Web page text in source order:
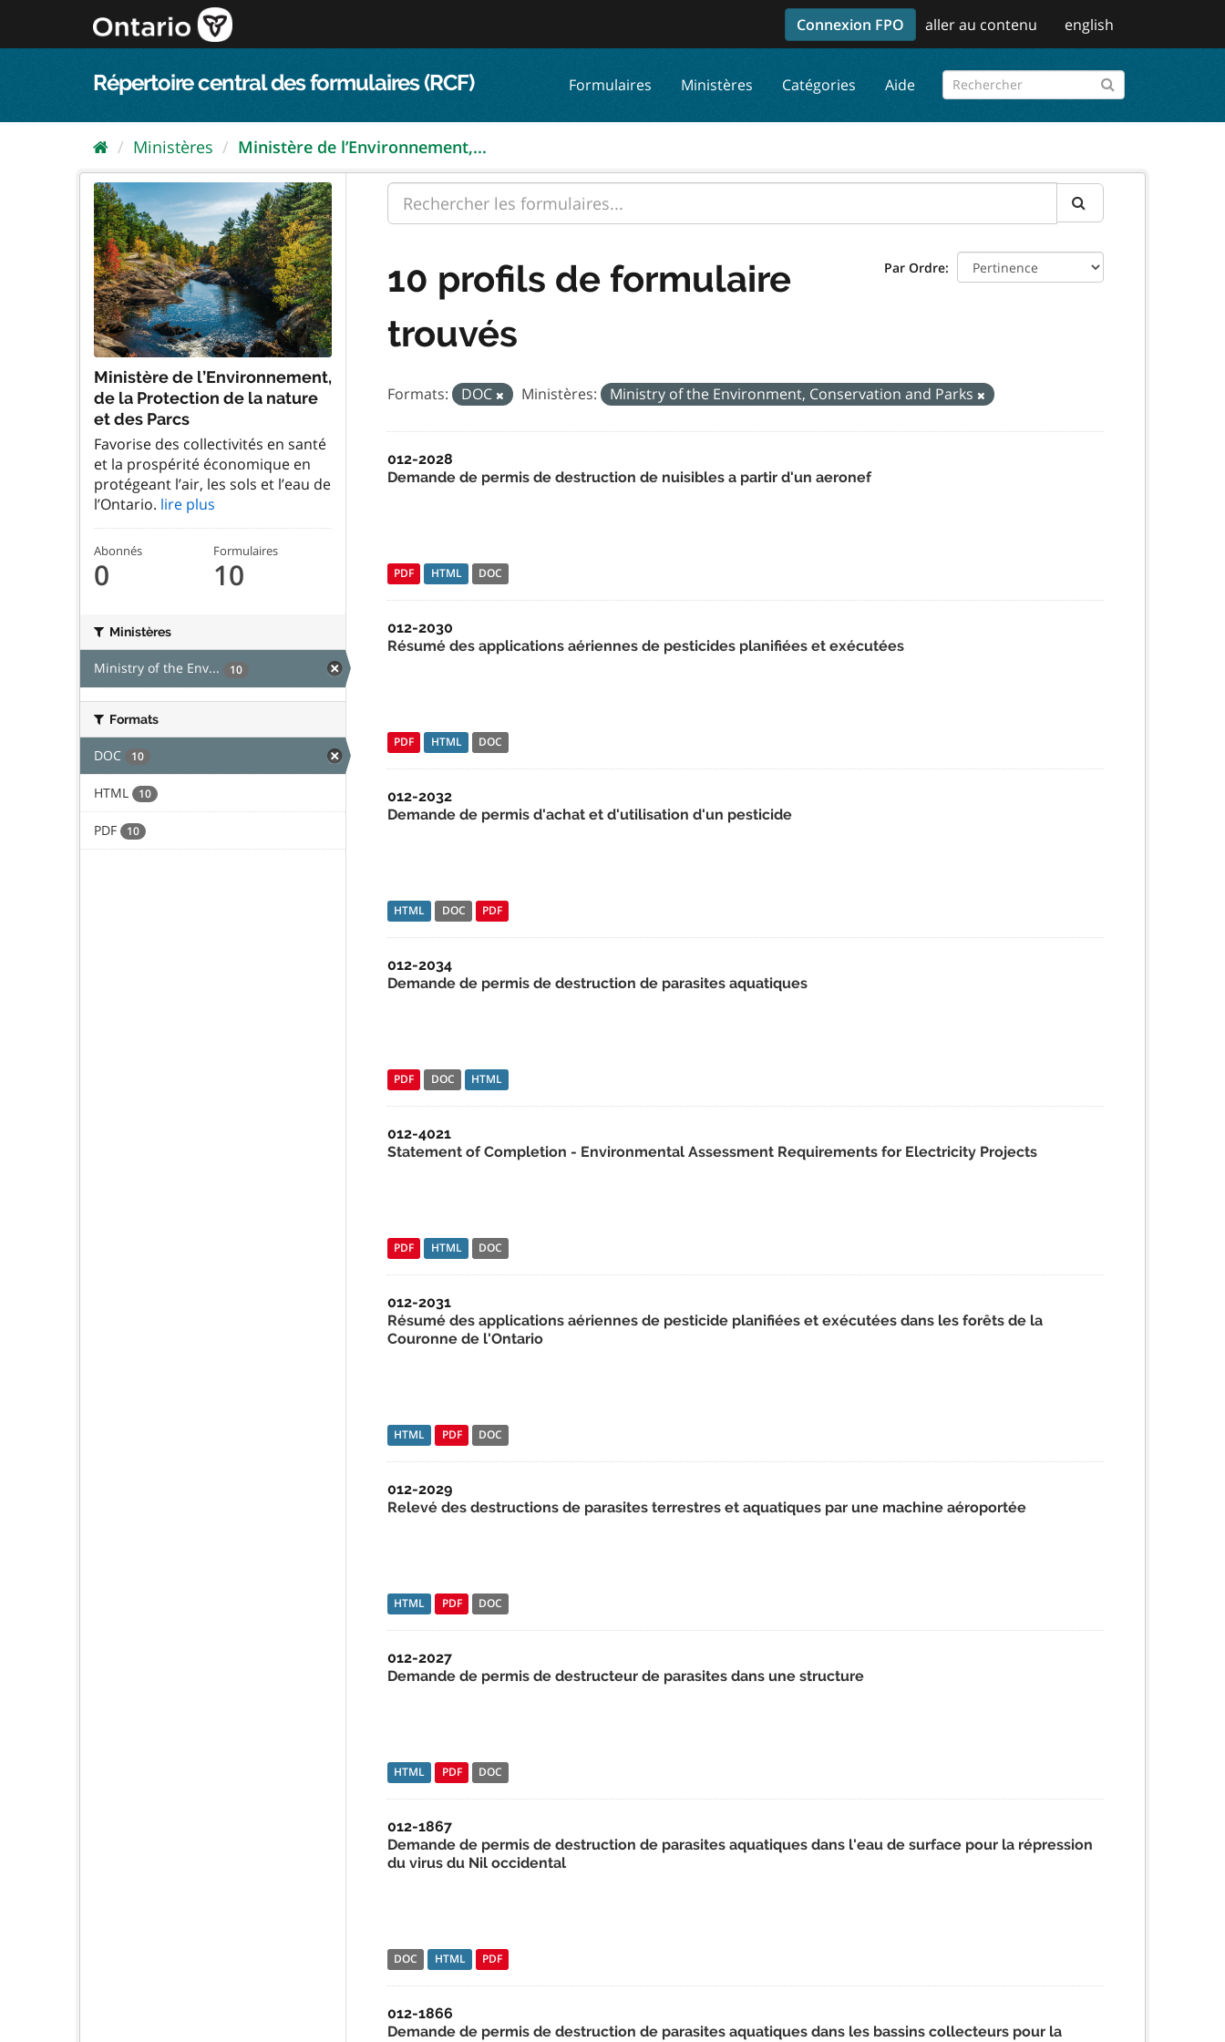
au
Connexion FPO aller au contenu english
Répertoire central des formulaires (RCF) Formulaires Ministères Catégories Aide
Ministères Ministère de l’Environnement,...
Ministère de l’Environnement,
de la Protection de la nature
et des Parcs
Favorise des collectivités en santé
et la prospérité économique en
protégeant l’air, les sols et l’eau de
l’Ontario. lire plus
Abonnés
0
Formulaires
10
Ministères
Ministry of the Env... 10
Formats
DOC 10
HTML 10
PDF 10
Par Ordre
10 profils de formulaire
trouvés
Formats: DOC Ministères: Ministry of the Environment, Conservation and Parks
012-2028
Demande de permis de destruction de nuisibles a partir d'un aeronef
PDF HTML DOC
012-2030
Résumé des applications aériennes de pesticides planifiées et exécutées
PDF HTML DOC
012-2032
Demande de permis d'achat et d'utilisation d'un pesticide
HTML DOC PDF
012-2034
Demande de permis de destruction de parasites aquatiques
PDF DOC HTML
012-4021
Statement of Completion - Environmental Assessment Requirements for Electricity Projects
PDF HTML DOC
012-2031
Résumé des applications aériennes de pesticide planifiées et exécutées dans les forêts de la
Couronne de l'Ontario
HTML PDF DOC
012-2029
Relevé des destructions de parasites terrestres et aquatiques par une machine aéroportée
HTML PDF DOC
012-2027
Demande de permis de destructeur de parasites dans une structure
HTML PDF DOC
012-1867
Demande de permis de destruction de parasites aquatiques dans l'eau de surface pour la répression
du virus du Nil occidental
DOC HTML PDF
012-1866
Demande de permis de destruction de parasites aquatiques dans les bassins collecteurs pour la